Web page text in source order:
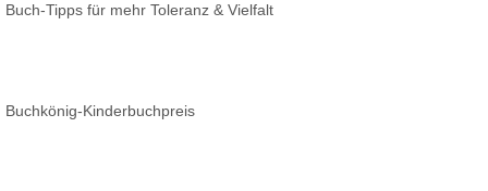
Buch-Tipps für mehr Toleranz & Vielfalt
Buchkönig-Kinderbuchpreis